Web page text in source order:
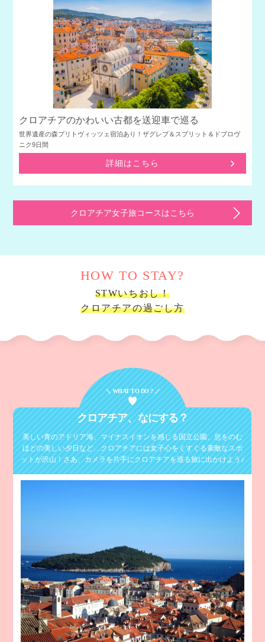
クロアチアのかわいい古都を送迎車で巡る
世界遺産の森プリトヴィッツェ宿泊あり！ザグレブ＆スプリット＆ドブロヴ
ニク9日間
詳細はこちら
クロアチア女子旅コースはこちら
HOW TO STAY?
STWいちおし！
クロアチアの過ごし方
＼ WHAT TO DO ? ／
クロアチア、なにする？
美しい青のアドリア海、マイナスイオンを感じる国立公園、息をのむ
ほどの美しい夕日など…クロアチアには女子心をくすぐる素敵なスポ
ットが沢山！さあ、カメラを片手にクロアチアを巡る旅に出かけよう♪